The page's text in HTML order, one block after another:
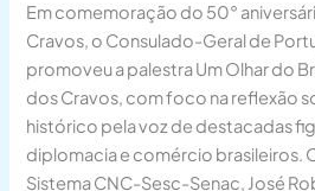
Em comemoração do 50°
Cravos, o Consulado-Geral de
promoveu a palestra Um Olhar do
dos Cravos, com foco na reflexão
histórico pela voz de destacadas
diplomacia e comércio brasileiros.
Sistema CNC-Sesc-Senac, José